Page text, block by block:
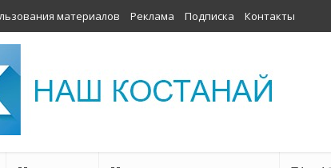
материалов Реклама Подписка Контакты